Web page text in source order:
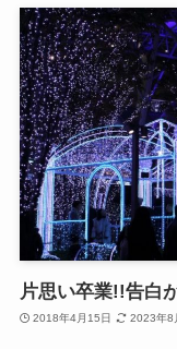
片思い卒業!!告白
2018年4月15日 2023年8